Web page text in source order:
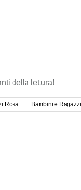
della lettura!
Rosa Bambini e Ragazzi